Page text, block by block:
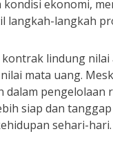
ekonomi,
langkah-langkah
lindung
mata uang.
dalam
siap dan
sehari-hari.